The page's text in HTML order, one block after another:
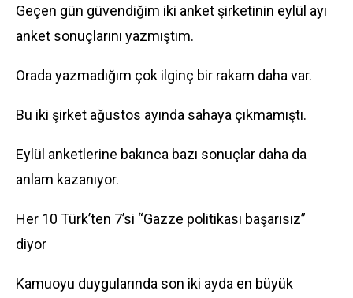
Geçen gün güvendiğim iki anket şirketinin eylül ayı
anket sonuçlarını yazmıştım.
Orada yazmadığım çok ilginç bir rakam daha var.
Bu iki şirket ağustos ayında sahaya çıkmamıştı.
Eylül anketlerine bakınca bazı sonuçlar daha da
anlam kazanıyor.
Her 10 Türk’ten 7’si “Gazze politikası başarısız”
diyor
Kamuoyu duygularında son iki ayda en büyük